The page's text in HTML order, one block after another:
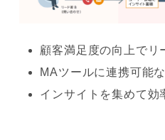
顧客満足度の向上でリ
MAツールに連携可能
インサイトを集めて効